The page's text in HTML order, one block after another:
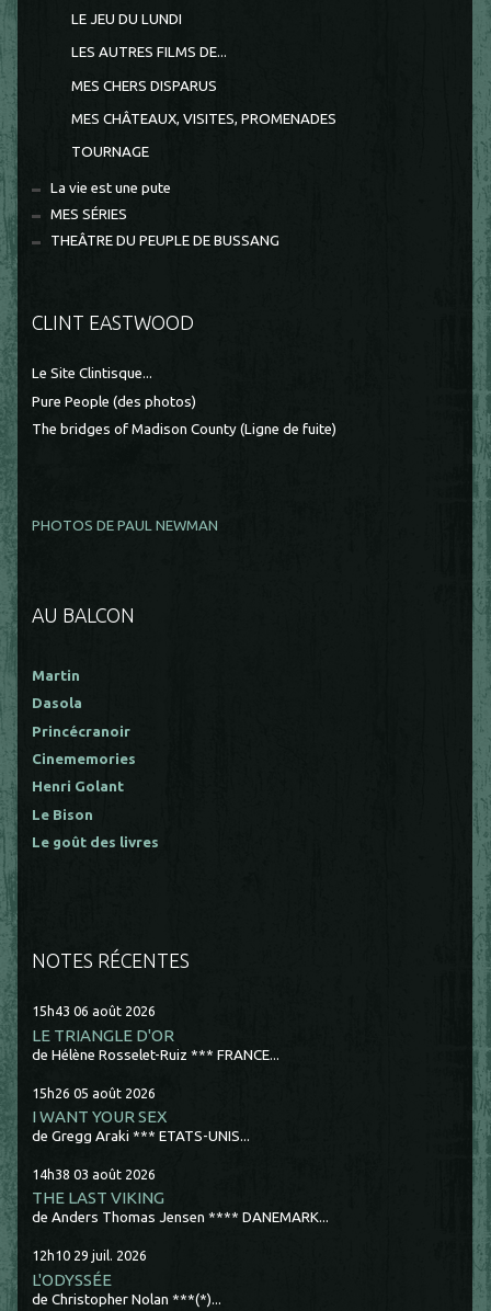
LE JEU DU LUNDI
LES AUTRES FILMS DE...
MES CHERS DISPARUS
MES CHÂTEAUX, VISITES, PROMENADES
TOURNAGE
La vie est une pute
MES SÉRIES
THEÂTRE DU PEUPLE DE BUSSANG
CLINT EASTWOOD
Le Site Clintisque...
Pure People (des photos)
The bridges of Madison County (Ligne de fuite)
PHOTOS DE PAUL NEWMAN
AU BALCON
Martin
Dasola
Princécranoir
Cinememories
Henri Golant
Le Bison
Le goût des livres
NOTES RÉCENTES
15h43 06 août 2026
LE TRIANGLE D'OR
de Hélène Rosselet-Ruiz *** FRANCE...
15h26 05 août 2026
I WANT YOUR SEX
de Gregg Araki *** ETATS-UNIS...
14h38 03 août 2026
THE LAST VIKING
de Anders Thomas Jensen **** DANEMARK...
12h10 29 juil. 2026
L'ODYSSÉE
de Christopher Nolan ***(*)...